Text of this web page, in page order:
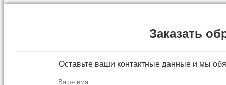
Заказать
Оставьте ваши контактные данные и мы